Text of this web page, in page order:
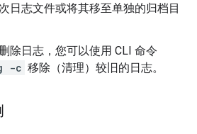
日志文件或将其移至单独的归档目
除日志，您可以使用 CLI 命令
-c 移除（清理）较旧的日志。